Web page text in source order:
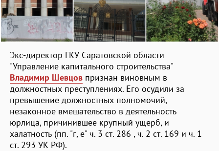
Экс-директор ГКУ Саратовской области
"Управление капитального строительства"
Владимир Шевцов признан виновным в
должностных преступлениях. Его осудили за
превышение должностных полномочий,
незаконное вмешательство в деятельность
юрлица, причинившее крупный ущерб, и
халатность (пп. "г, е" ч. 3 ст. 286 , ч. 2 ст. 169 и ч. 1
ст. 293 УК РФ).